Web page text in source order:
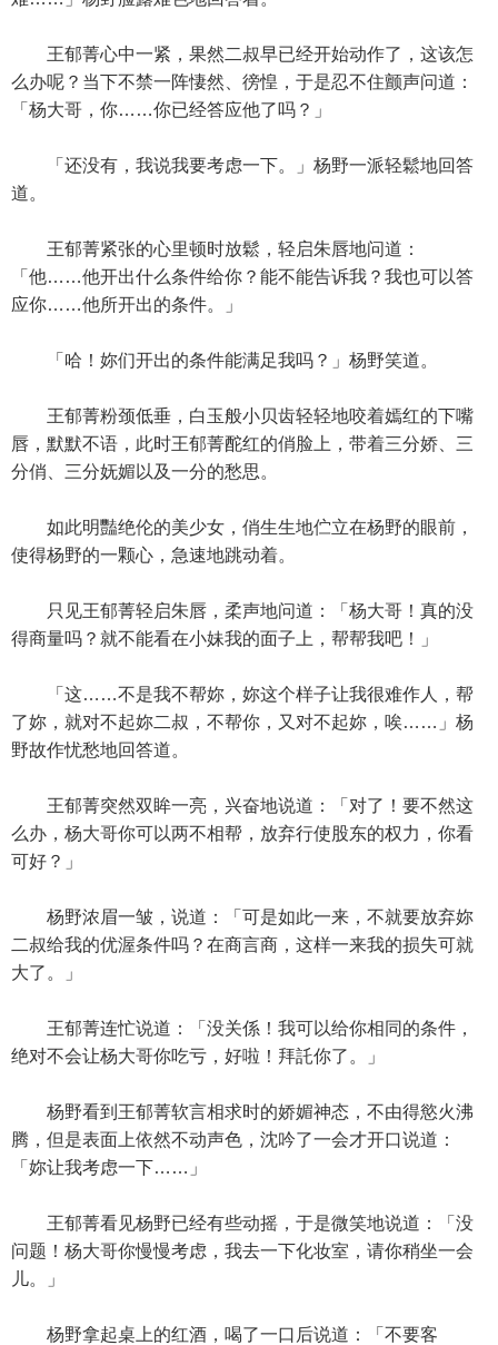
王郁菁心中一紧，果然二叔早已经开始动作了，这该怎
么办呢？当下不禁一阵悽然、徬惶，于是忍不住颤声问道：
「杨大哥，你……你已经答应他了吗？」
「还没有，我说我要考虑一下。」杨野一派轻鬆地回答
道。
王郁菁紧张的心里顿时放鬆，轻启朱唇地问道：
「他……他开出什么条件给你？能不能告诉我？我也可以答
应你……他所开出的条件。」
「哈！妳们开出的条件能满足我吗？」杨野笑道。
王郁菁粉颈低垂，白玉般小贝齿轻轻地咬着嫣红的下嘴
唇，默默不语，此时王郁菁酡红的俏脸上，带着三分娇、三
分俏、三分妩媚以及一分的愁思。
如此明豔绝伦的美少女，俏生生地伫立在杨野的眼前，
使得杨野的一颗心，急速地跳动着。
只见王郁菁轻启朱唇，柔声地问道：「杨大哥！真的没
得商量吗？就不能看在小妹我的面子上，帮帮我吧！」
「这……不是我不帮妳，妳这个样子让我很难作人，帮
了妳，就对不起妳二叔，不帮你，又对不起妳，唉……」杨
野故作忧愁地回答道。
王郁菁突然双眸一亮，兴奋地说道：「对了！要不然这
么办，杨大哥你可以两不相帮，放弃行使股东的权力，你看
可好？」
杨野浓眉一皱，说道：「可是如此一来，不就要放弃妳
二叔给我的优渥条件吗？在商言商，这样一来我的损失可就
大了。」
王郁菁连忙说道：「没关係！我可以给你相同的条件，
绝对不会让杨大哥你吃亏，好啦！拜託你了。」
杨野看到王郁菁软言相求时的娇媚神态，不由得慾火沸
腾，但是表面上依然不动声色，沈吟了一会才开口说道：
「妳让我考虑一下……」
王郁菁看见杨野已经有些动摇，于是微笑地说道：「没
问题！杨大哥你慢慢考虑，我去一下化妆室，请你稍坐一会
儿。」
杨野拿起桌上的红酒，喝了一口后说道：「不要客